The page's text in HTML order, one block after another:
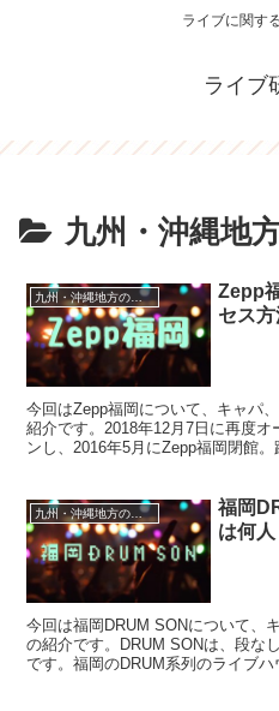
ライブに関す
ライブ
九州・沖縄地
九州・沖縄地方のライブハウス
Zepp
セス
今回はZepp福岡について、キャパ
紹介です。2018年12月7日に再度
ンし、2016年5月にZepp福岡閉館。
九州・沖縄地方のライブハウス
福岡
は何
今回は福岡DRUM SONについて、
の紹介です。DRUM SONは、段な
です。福岡のDRUM系列のライブハ
ブハウスです。SONはBe-1のビル